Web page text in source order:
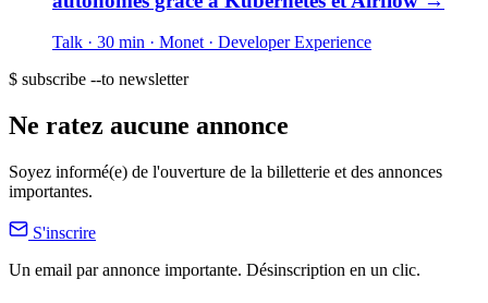
Talk · 30 min · Monet · Developer Experience
$ subscribe --to newsletter
Ne ratez aucune annonce
Soyez informé(e) de l'ouverture de la billetterie et des annonces
importantes.
S'inscrire
Un email par annonce importante. Désinscription en un clic.